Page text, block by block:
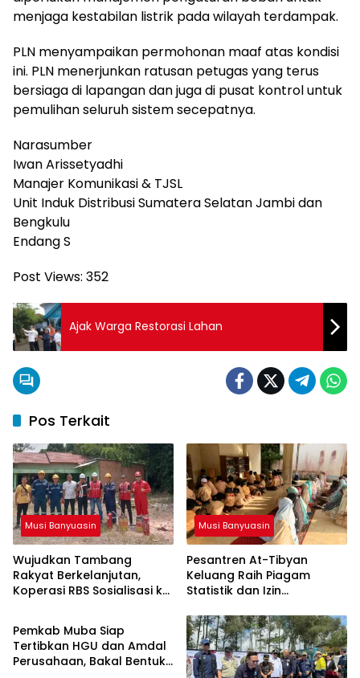
menjaga kestabilan listrik pada wilayah terdampak.
PLN menyampaikan permohonan maaf atas kondisi
ini. PLN menerjunkan ratusan petugas yang terus
bersiaga di lapangan dan juga di pusat kontrol untuk
pemulihan seluruh sistem secepatnya.
Narasumber
Iwan Arissetyadhi
Manajer Komunikasi & TJSL
Unit Induk Distribusi Sumatera Selatan Jambi dan
Bengkulu
Endang S
Post Views: 352
Ajak Warga Restorasi Lahan
Pos Terkait
Musi Banyuasin
Wujudkan Tambang
Rakyat Berkelanjutan,
Koperasi RBS Sosialisasi ke
Musi Banyuasin
Pesantren At-Tibyan
Keluang Raih Piagam
Statistik dan Izin
Kemenag RI
Musi Banyuasin
Pemkab Muba Siap
Tertibkan HGU dan Amdal
Perusahaan, Bakal Bentuk